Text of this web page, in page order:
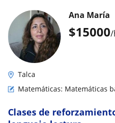
$15000/
Ana María
Talca
Matemáticas: Matemáticas
Clases de